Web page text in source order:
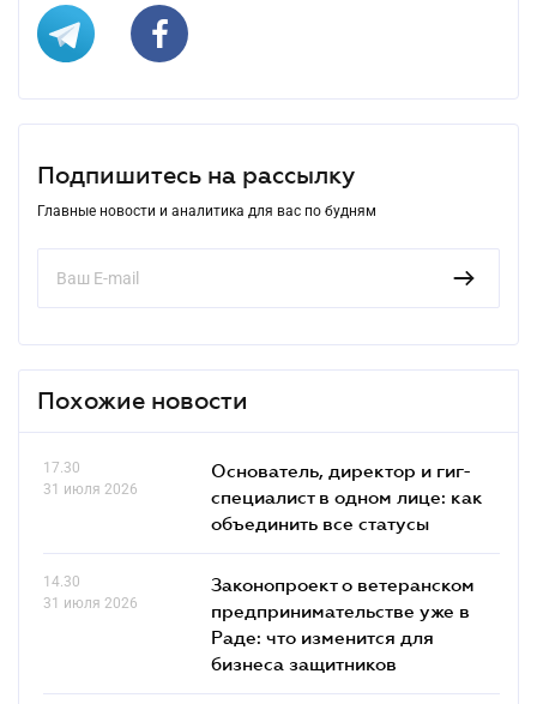
Подпишитесь на рассылку
Главные новости и аналитика для вас по будням
Похожие новости
17.30
31 июля 2026
Основатель, директор и гиг-
специалист в одном лице: как
объединить все статусы
14.30
31 июля 2026
Законопроект о ветеранском
предпринимательстве уже в
Раде: что изменится для
бизнеса защитников